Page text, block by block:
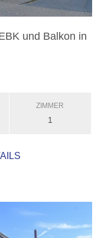
und Balkon in
ZIMMER
1